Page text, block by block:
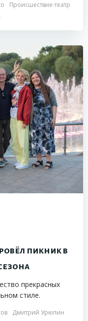
Происшествие-театр
пикник в
прекрасных
стиле.
Дмитрий Урюпин